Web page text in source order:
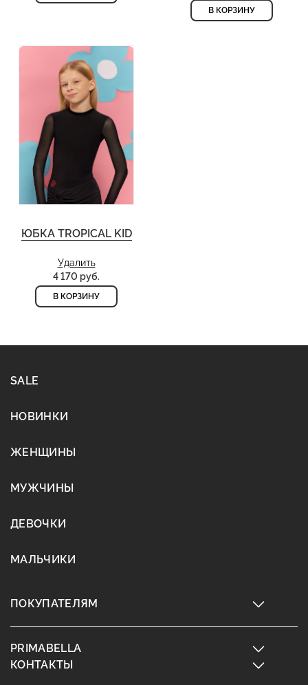
В КОРЗИНУ
ЮБКА TROPICAL KID
Удалить
4 170 руб.
В КОРЗИНУ
SALE
НОВИНКИ
ЖЕНЩИНЫ
МУЖЧИНЫ
ДЕВОЧКИ
МАЛЬЧИКИ
ПОКУПАТЕЛЯМ
PRIMABELLA
КОНТАКТЫ